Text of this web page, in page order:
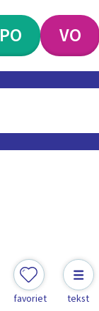
PO VO
favoriet tekst